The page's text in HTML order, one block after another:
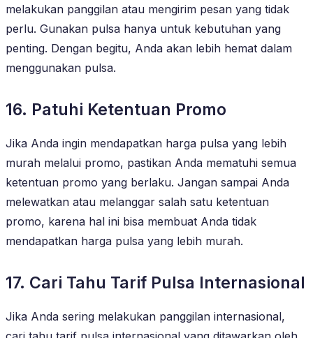
melakukan panggilan atau mengirim pesan yang tidak
perlu. Gunakan pulsa hanya untuk kebutuhan yang
penting. Dengan begitu, Anda akan lebih hemat dalam
menggunakan pulsa.
16. Patuhi Ketentuan Promo
Jika Anda ingin mendapatkan harga pulsa yang lebih
murah melalui promo, pastikan Anda mematuhi semua
ketentuan promo yang berlaku. Jangan sampai Anda
melewatkan atau melanggar salah satu ketentuan
promo, karena hal ini bisa membuat Anda tidak
mendapatkan harga pulsa yang lebih murah.
17. Cari Tahu Tarif Pulsa Internasional
Jika Anda sering melakukan panggilan internasional,